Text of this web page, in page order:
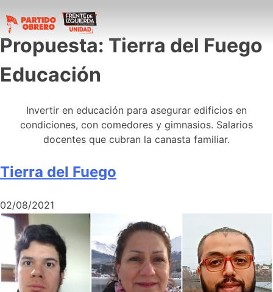
Propuesta: Tierra del Fuego
Educación
Invertir en educación para asegurar edificios en
condiciones, con comedores y gimnasios. Salarios
docentes que cubran la canasta familiar.
Tierra del Fuego
02/08/2021